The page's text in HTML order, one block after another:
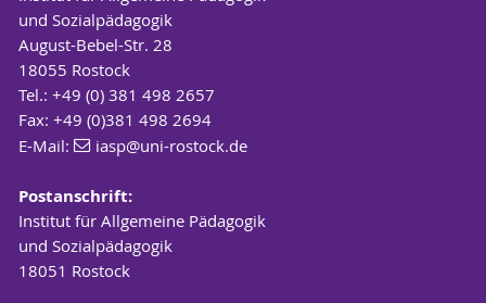
und Sozialpädagogik
August-Bebel-Str. 28
18055 Rostock
Tel.: +49 (0) 381 498 2657
Fax: +49 (0)381 498 2694
E-Mail:
iasp@uni-rostock.de
Postanschrift:
Institut für Allgemeine Pädagogik
und Sozialpädagogik
18051 Rostock